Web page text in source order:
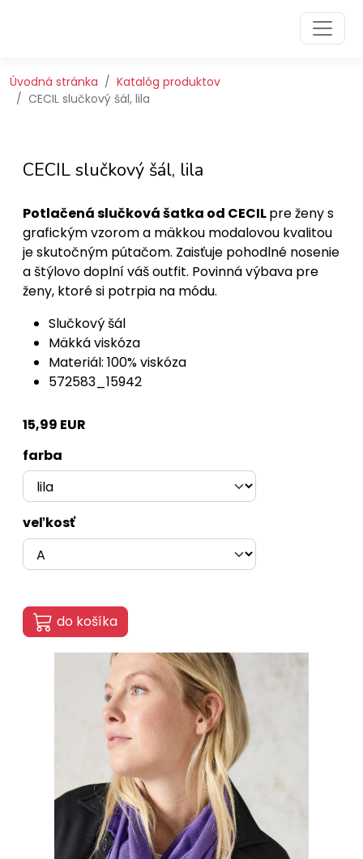
Úvodná stránka
Katalóg produktov
CECIL slučkový šál, lila
CECIL slučkový šál, lila
Potlačená slučková šatka od CECILpre ženy s
grafickým vzorom a mäkkou modalovou kvalitou
je skutočným pútačom. Zaisťuje pohodlné nosenie
a štýlovo doplní váš outfit. Povinná výbava pre
ženy, ktoré si potrpia na módu.
Slučkový šál
Mäkká viskóza
Materiál: 100% viskóza
572583_15942
15,99 EUR
farba
veľkosť
do košíka